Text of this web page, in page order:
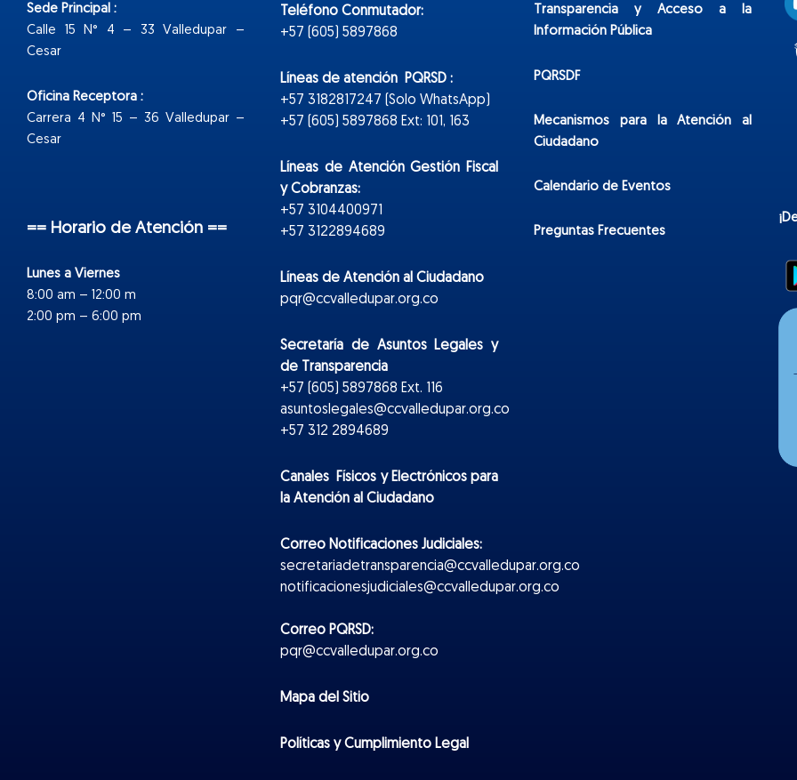
Sede Principal :
Calle 15 N° 4 – 33 Valledupar –
Cesar
Oficina Receptora :
Carrera 4 N° 15 – 36 Valledupar –
Cesar
== Horario de Atención ==
Lunes a Viernes
8:00 am – 12:00 m
2:00 pm – 6:00 pm
Teléfono Conmutador:
+57 (605) 5897868
Líneas de atención PQRSD :
+57 3182817247 (Solo WhatsApp)
+57 (605) 5897868 Ext: 101, 163
Líneas de Atención Gestión Fiscal
y Cobranzas:
+57 3104400971
+57 3122894689
Líneas de Atención al Ciudadano
pqr@ccvalledupar.org.co
Secretaría de Asuntos Legales y
de Transparencia
+57 (605) 5897868 Ext. 116
asuntoslegales@ccvalledupar.org.co
+57 312 2894689
Canales Físicos yElectrónicospara
la Atención al Ciudadano
Correo Notificaciones Judiciales:
secretariadetransparencia@ccvalledupar.org.co
notificacionesjudiciales@ccvalledupar.org.co
Correo PQRSD:
pqr@ccvalledupar.org.co
Mapa del Sitio
Políticas y Cumplimiento Legal
Transparencia y Acceso a la
Información Pública
PQRSDF
Mecanismos para la Atención al
Ciudadano
Calendario de Eventos
Preguntas Frecuentes